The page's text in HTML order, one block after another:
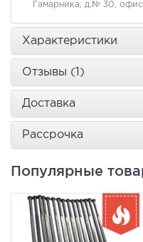
Гамарника, д.№ 30,
Характеристики
Отзывы (1)
Доставка
Рассрочка
Популярные